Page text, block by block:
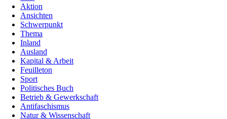
Aktion
Ansichten
Schwerpunkt
Thema
Inland
Ausland
Kapital & Arbeit
Feuilleton
Sport
Politisches Buch
Betrieb & Gewerkschaft
Antifaschismus
Natur & Wissenschaft